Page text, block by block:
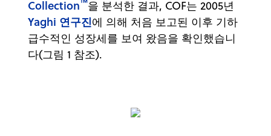
Collection 을 분석한 결과, COF는 2005년
Yaghi 연구진에 의해 처음 보고된 이후 기하
급수적인 성장세를 보여 왔음을 확인했습니
다(그림 1 참조).